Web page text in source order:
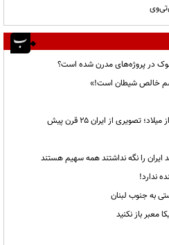
در پروژه‌های مدرن شده است؟
خالص شیطان است!»
ایران را نگه نداشتند همه سهیم هستند
ندارد!
به جنوب لبنان
معبر باز نکنید